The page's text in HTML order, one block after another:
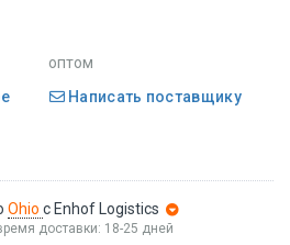
оптом
Написать поставщику
Ohio с Enhof Logistics
доставки: 18-25 дней